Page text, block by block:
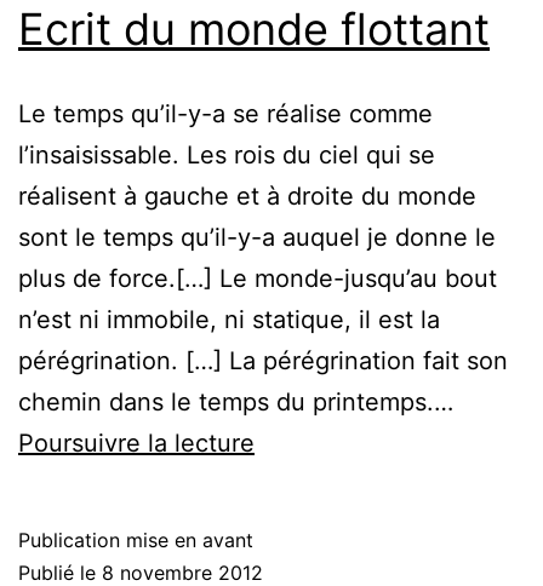
Ecrit du monde flottant
Le temps qu’il-y-a se réalise comme
l’insaisissable. Les rois du ciel qui se
réalisent à gauche et à droite du monde
sont le temps qu’il-y-a auquel je donne le
plus de force.[…] Le monde-jusqu’au bout
n’est ni immobile, ni statique, il est la
pérégrination. […] La pérégrination fait son
chemin dans le temps du printemps.…
Poursuivre la lecture
flottant
Publication mise en avant
Publié le 8 novembre 2012